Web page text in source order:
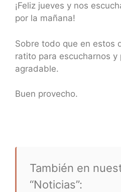
¡Feliz jueves y nos
por la mañana!
Sobre todo que en estos
ratito para escucharnos y
agradable.
Buen provecho.
También en
“Noticias”: